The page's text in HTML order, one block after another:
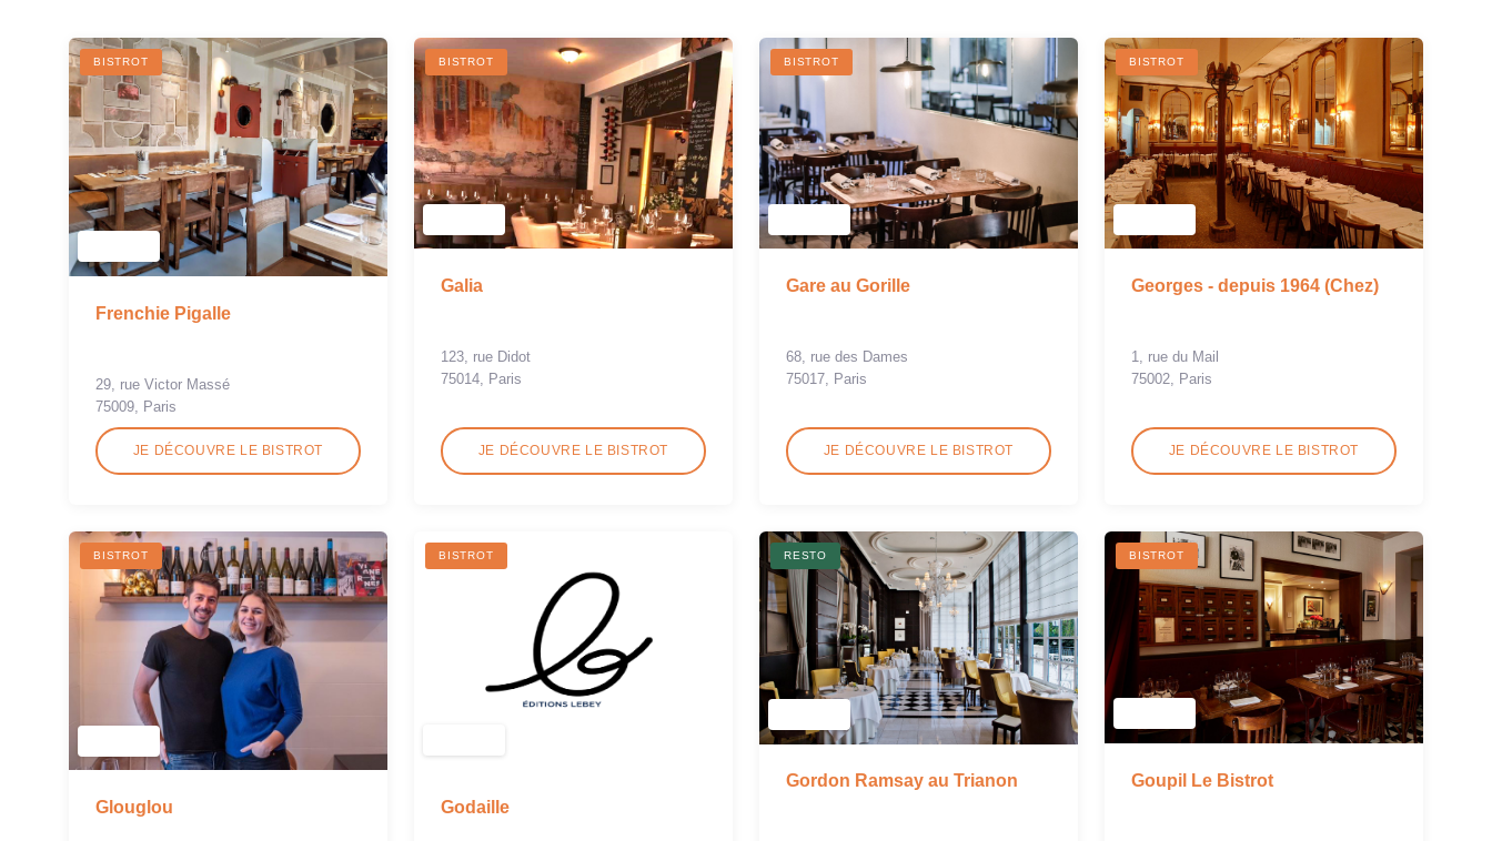
BISTROT
Frenchie Pigalle
29, rue Victor Massé
75009, Paris
JE DÉCOUVRE LE BISTROT
BISTROT
Galia
123, rue Didot
75014, Paris
JE DÉCOUVRE LE BISTROT
BISTROT
Gare au Gorille
68, rue des Dames
75017, Paris
JE DÉCOUVRE LE BISTROT
BISTROT
Georges - depuis 1964 (Chez)
1, rue du Mail
75002, Paris
JE DÉCOUVRE LE BISTROT
BISTROT
Glouglou
BISTROT
Godaille
RESTO
Gordon Ramsay au Trianon
BISTROT
Goupil Le Bistrot